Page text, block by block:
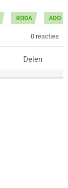
RODA ADO
0 reacties
Delen